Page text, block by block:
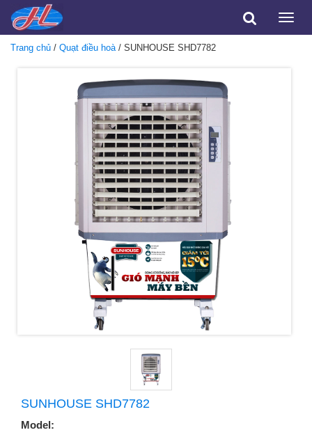
Toggle
Trang chủ / Quạt điều hoà/ SUNHOUSE SHD7782
SUNHOUSE SHD7782
Model: